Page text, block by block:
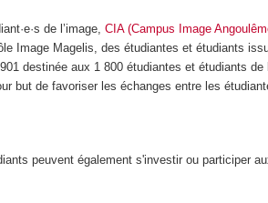
de l’image, CIA (Campus Image
Image Magelis, des étudiantes et étudiants
destinée aux 1 800 étudiantes et étudiants de
but de favoriser les échanges entre les
peuvent également s'investir ou participer